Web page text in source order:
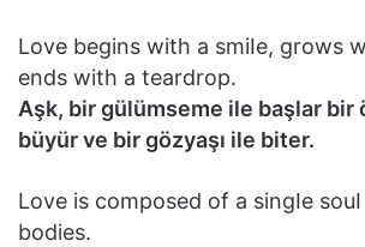
Love begins with a smiIe, grows
ends with a teardrop.
Aşk, bir gülümseme ile başlar bir
büyür ve bir gözyaşı ile biter.
Love is composed of a singIe
bodies.